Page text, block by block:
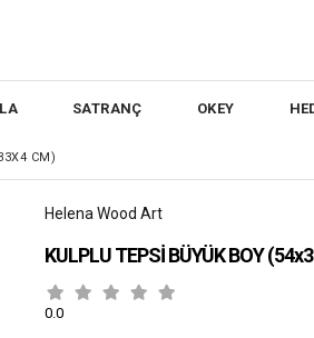
SATRANÇ OKEY
CM)
Helena Wood Art
KULPLU TEPSİ BÜYÜK BOY
0.0